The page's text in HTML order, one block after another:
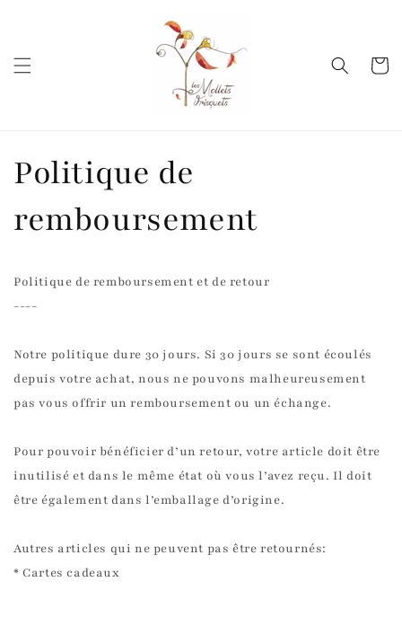
Panier
Politique de
remboursement
Politique de remboursement et de retour
----
Notre politique dure 30 jours. Si 30 jours se sont écoulés
depuis votre achat, nous ne pouvons malheureusement
pas vous offrir un remboursement ou un échange.
Pour pouvoir bénéficier d’un retour, votre article doit être
inutilisé et dans le même état où vous l’avez reçu. Il doit
être également dans l’emballage d’origine.
Autres articles qui ne peuvent pas être retournés:
* Cartes cadeaux